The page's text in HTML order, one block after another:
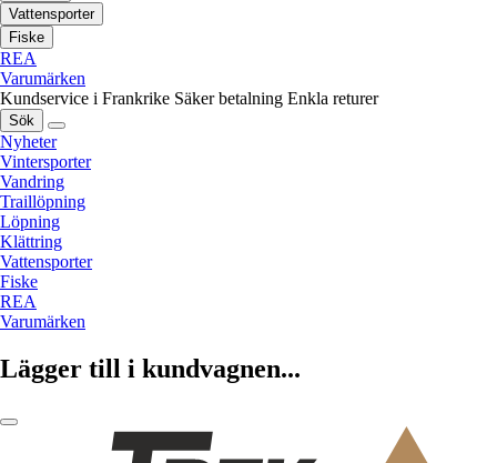
Vattensporter
Fiske
REA
Varumärken
Kundservice i Frankrike Säker betalning Enkla returer
Sök
Nyheter
Vintersporter
Vandring
Traillöpning
Löpning
Klättring
Vattensporter
Fiske
REA
Varumärken
Lägger till i kundvagnen...